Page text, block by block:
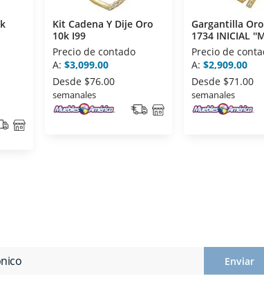
Kit Cadena Y Dije Oro
10k I99
Precio de contado
A: $3,099.00
Desde $76.00
semanales
Gargantilla
1734 INICIAL
Precio de
A: $2,909.00
Desde $71.00
semanales
Enviar